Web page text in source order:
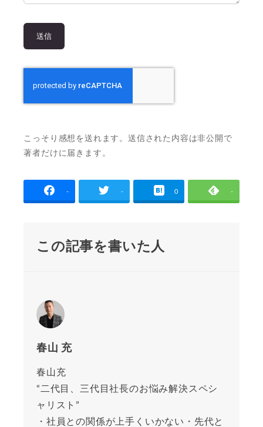
こっそり感想を送れます。送信された内容は非公開で
著者だけに届きます。
- - 0 -
この記事を書いた人
春山 充
春山充
“二代目、三代目社長のお悩み解決スペシ
ャリスト”
・社員との関係が上手くいかない・先代と